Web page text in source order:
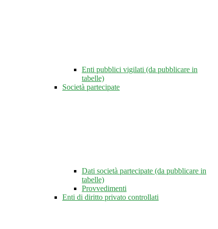
Enti pubblici vigilati (da pubblicare in
tabelle)
Società partecipate
Dati società partecipate (da pubblicare in
tabelle)
Provvedimenti
Enti di diritto privato controllati